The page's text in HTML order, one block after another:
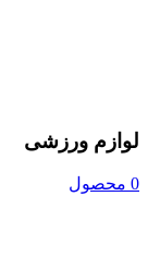
لوازم ورزشی
0 محصول